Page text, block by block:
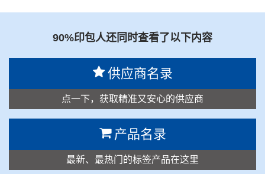
90%印包人还同时查看了以下内容
供应商名录
点一下，获取精准又安心的供应商
产品名录
最新、最热门的标签产品在这里